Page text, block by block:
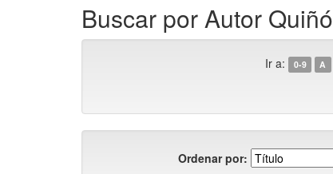
Buscar por Autor
Ir a: 0-9 A
Ordenar por: